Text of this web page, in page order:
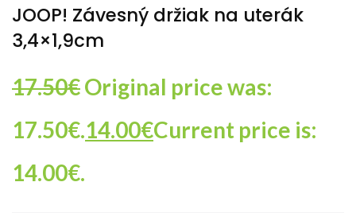
JOOP! Závesný držiak na uterák
3,4×1,9cm
17.50€Original price was:
17.50€.14.00€Current price is:
14.00€.